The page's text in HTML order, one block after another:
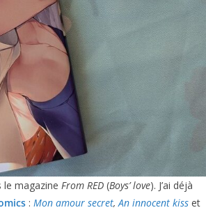
le magazine From RED (Boys’ love). J’ai déjà
: Mon amour secret,An innocent kiss et